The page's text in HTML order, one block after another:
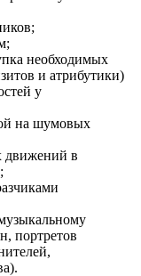
необходимых
и атрибутики)
у
на шумовых
движений в
портретов